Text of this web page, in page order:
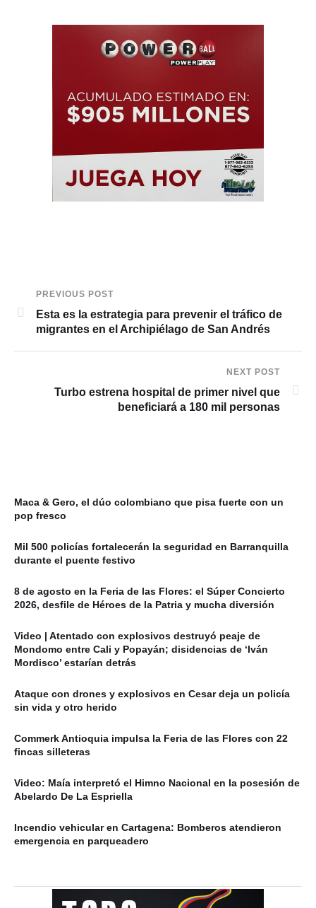
PREVIOUS POST
Esta es la estrategia para prevenir el tráfico de
migrantes en el Archipiélago de San Andrés
NEXT POST
Turbo estrena hospital de primer nivel que
beneficiará a 180 mil personas
Maca & Gero, el dúo colombiano que pisa fuerte con un
pop fresco
Mil 500 policías fortalecerán la seguridad en Barranquilla
durante el puente festivo
8 de agosto en la Feria de las Flores: el Súper Concierto
2026, desfile de Héroes de la Patria y mucha diversión
Video | Atentado con explosivos destruyó peaje de
Mondomo entre Cali y Popayán; disidencias de ‘Iván
Mordisco’ estarían detrás
Ataque con drones y explosivos en Cesar deja un policía
sin vida y otro herido
Commerk Antioquia impulsa la Feria de las Flores con 22
fincas silleteras
Video: Maía interpretó el Himno Nacional en la posesión de
Abelardo De La Espriella
Incendio vehicular en Cartagena: Bomberos atendieron
emergencia en parqueadero